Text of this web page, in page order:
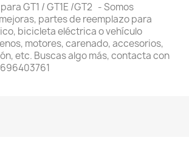
GT1 / GT1E /GT2 - Somos
partes de reemplazo para
bicicleta eléctrica o vehículo
motores, carenado, accesorios,
etc. Buscas algo más, contacta con